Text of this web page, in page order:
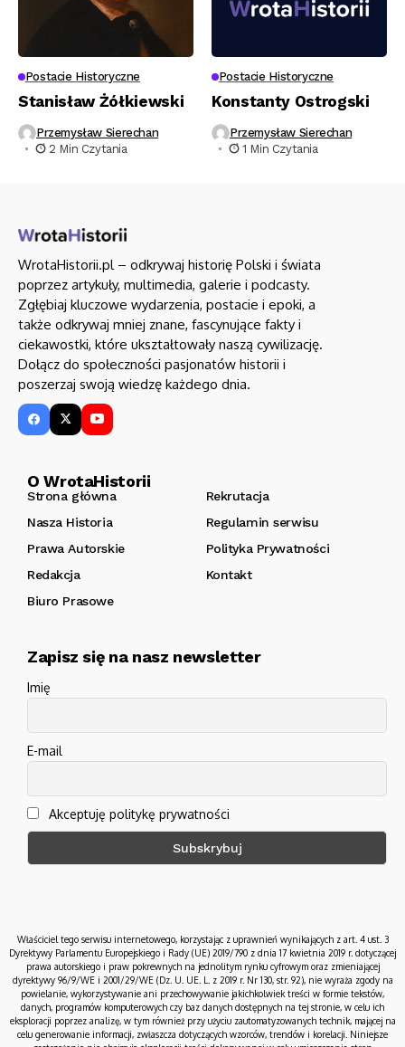
Postacie Historyczne
Stanisław Żółkiewski
Przemysław Sierechan
2 Min Czytania
Postacie Historyczne
Konstanty Ostrogski
Przemysław Sierechan
1 Min Czytania
WrotaHistorii.pl – odkrywaj historię Polski i świata
poprzez artykuły, multimedia, galerie i podcasty.
Zgłębiaj kluczowe wydarzenia, postacie i epoki, a
także odkrywaj mniej znane, fascynujące fakty i
ciekawostki, które ukształtowały naszą cywilizację.
Dołącz do społeczności pasjonatów historii i
poszerzaj swoją wiedzę każdego dnia.
O WrotaHistorii
Strona główna
Rekrutacja
Nasza Historia
Regulamin serwisu
Prawa Autorskie
Polityka Prywatności
Redakcja
Kontakt
Biuro Prasowe
Zapisz się na nasz newsletter
Imię
E-mail
Akceptuję politykę prywatności
Właściciel tego serwisu internetowego, korzystając z uprawnień wynikających z art. 4 ust. 3
Dyrektywy Parlamentu Europejskiego i Rady (UE) 2019/790 z dnia 17 kwietnia 2019 r. dotyczącej
prawa autorskiego i praw pokrewnych na jednolitym rynku cyfrowym oraz zmieniającej
dyrektywy 96/9/WE i 2001/29/WE (Dz. U. UE. L. z 2019 r. Nr 130, str. 92), nie wyraża zgody na
powielanie, wykorzystywanie ani przechowywanie jakichkolwiek treści w formie tekstów,
danych, programów komputerowych czy baz danych dostępnych na tej stronie, w celu ich
eksploracji poprzez analizę, w tym również przy użyciu zautomatyzowanych technik, mającej na
celu generowanie informacji, zwłaszcza dotyczących wzorców, trendów i korelacji. Niniejsze